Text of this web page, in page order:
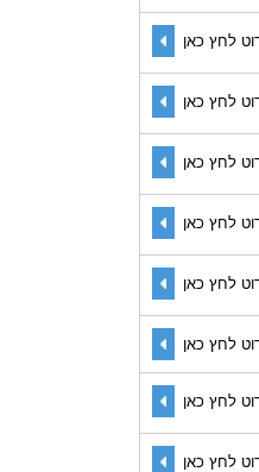
לחץ כאן
לחץ כאן
לחץ כאן
לחץ כאן
לחץ כאן
לחץ כאן
לחץ כאן
לחץ כאן